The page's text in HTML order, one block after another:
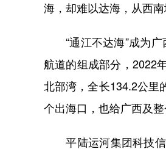
海，却难以达海，从西
“通江不达海”成为广
航道的组成部分，2022
北部湾，全长134.2公里
个出海口，也给广西及
平陆运河集团科技信